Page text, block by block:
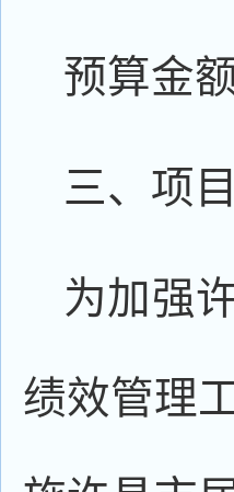
预算金
三、项
为加强
绩效管理